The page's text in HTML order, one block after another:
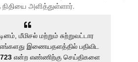
அளித்துள்ளார்.
மீமிசல் மற்றும் சுற்றுவட்டார
இணையதளத்தில் பதிவிட
என்ற எண்ணிற்கு செய்திகளை